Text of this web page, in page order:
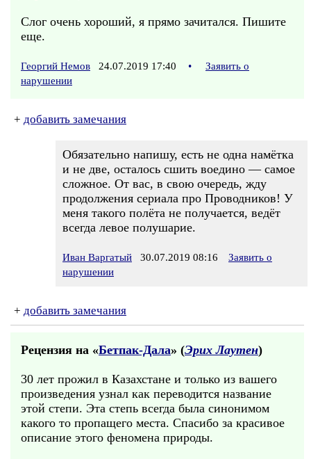
Слог очень хороший, я прямо зачитался. Пишите
еще.
Георгий Немов 24.07.2019 17:40 •
Заявить о
нарушении
+ добавить замечания
Обязательно напишу, есть не одна намётка
и не две, осталось сшить воедино — самое
сложное. От вас, в свою очередь, жду
продолжения сериала про Проводников! У
меня такого полёта не получается, ведёт
всегда левое полушарие.
Иван Варгатый 30.07.2019 08:16
Заявить о
нарушении
+ добавить замечания
Рецензия на «Бетпак-Дала» (Эрих Лаутен)
30 лет прожил в Казахстане и только из вашего
произведения узнал как переводится название
этой степи. Эта степь всегда была синонимом
какого то пропащего места. Спасибо за красивое
описание этого феномена природы.